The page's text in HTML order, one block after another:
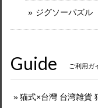
ジグソーパズル
Guide ご利用ガ
猫式×台灣 台湾雑貨